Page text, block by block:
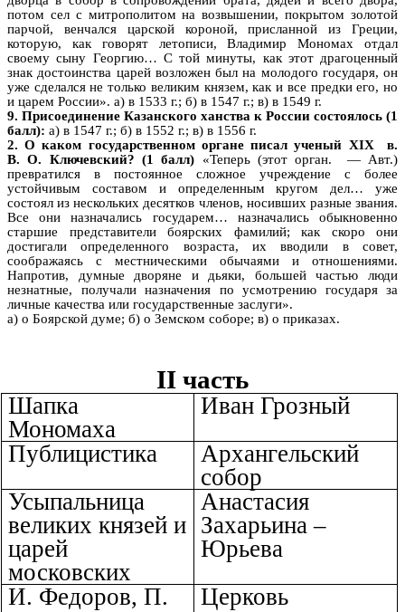
потом сел с митрополитом на возвышении, покрытом золотой
парчой, венчался царской короной, присланной из Греции,
которую, как говорят летописи, Владимир Мономах отдал
своему сыну Георгию… С той минуты, как этот драгоценный
знак достоинства царей возложен был на молодого государя, он
уже сделался не только великим князем, как и все предки его, но
и царем России». а) в 1533 г.; б) в 1547 г.; в) в 1549 г.
9. Присоединение Казанского ханства к России состоялось (1
балл): а) в 1547 г.; б) в 1552 г.; в) в 1556 г.
2. О каком государственном органе писал ученый XIX в.
В. О. Ключевский? (1 балл) «Теперь (этот орган. — Авт.)
превратился в постоянное сложное учреждение с более
устойчивым составом и определенным кругом дел… уже
состоял из нескольких десятков членов, носивших разные звания.
Все они назначались государем… назначались обыкновенно
старшие представители боярских фамилий; как скоро они
достигали определенного возраста, их вводили в совет,
соображаясь с местническими обычаями и отношениями.
Напротив, думные дворяне и дьяки, большей частью люди
незнатные, получали назначения по усмотрению государя за
личные качества или государственные заслуги».
а) о Боярской думе; б) о Земском соборе; в) о приказах.
II часть
Шапка
Мономаха
Иван Грозный
Публицистика
Архангельский
собор
Усыпальница
великих князей и
царей
московских
Анастасия
Захарьина –
Юрьева
И. Федоров, П.
Церковь